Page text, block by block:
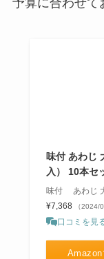
予算に合わせて
味付 あわじ
入） 10本セ
味付 あわじ
¥7,368
（2024/
口コミを見
Amazon